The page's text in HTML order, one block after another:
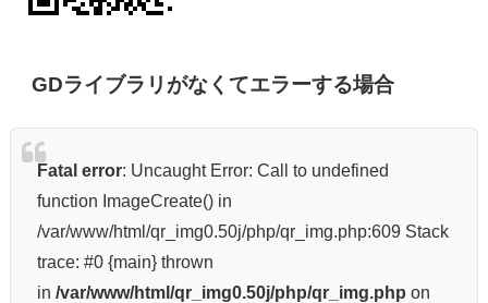
GDライブラリがなくてエラーする場合
Fatal error: Uncaught Error: Call to undefined
function ImageCreate() in
/var/www/html/qr_img0.50j/php/qr_img.php:609 Stack
trace: #0 {main} thrown
in /var/www/html/qr_img0.50j/php/qr_img.php on